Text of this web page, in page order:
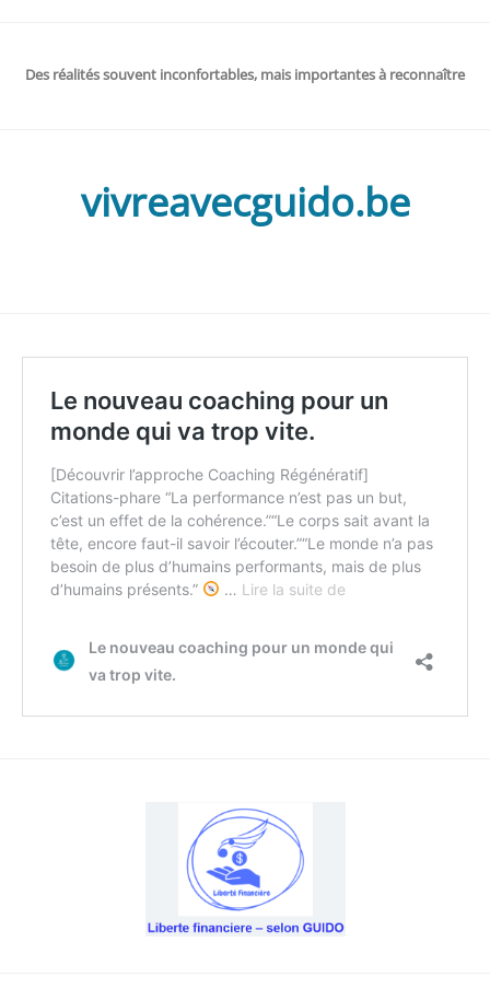
Des réalités souvent inconfortables, mais importantes à reconnaître
vivreavecguido.be